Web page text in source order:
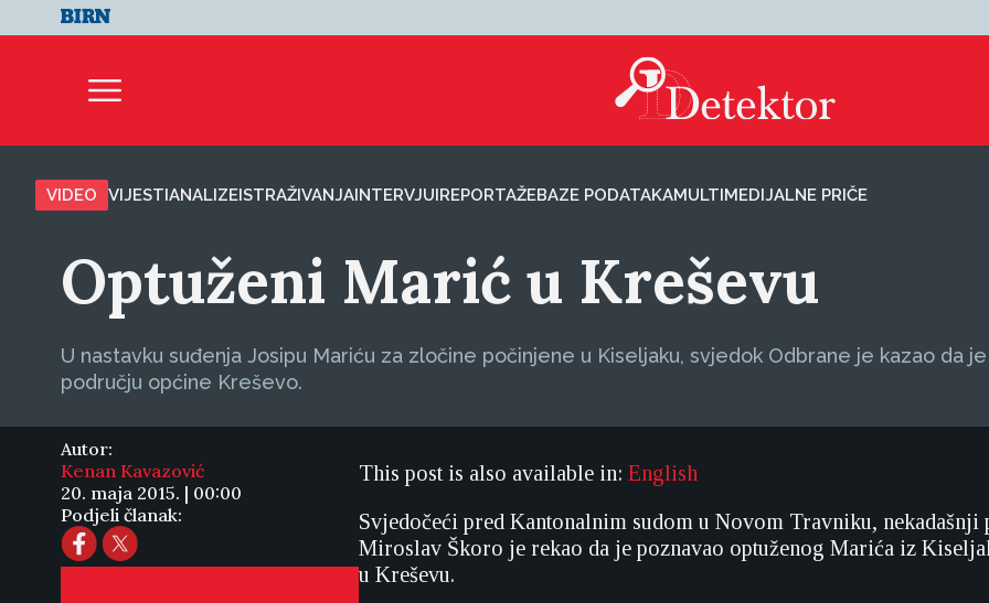
VIDEO VIJESTIANALIZEISTRAŽIVANJAINTERVJUIREPORTAŽEBAZE PODATAKAMULTIMEDIJALNE PRIČE
Optuženi Marić u Kreševu
U nastavku suđenja Josipu Mariću za zločine počinjene u Kiseljaku, svjedok Odbrane je kazao da
području općine Kreševo.
Autor:
Kenan Kavazović
20. maja 2015. | 00:00
Podjeli članak:
This post is also available in: English
Svjedočeći pred Kantonalnim sudom u Novom Travniku,
Miroslav Škoro je rekao da je poznavao optuženog Marića iz
u Kreševu.